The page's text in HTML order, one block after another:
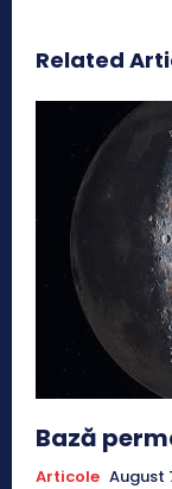
Related
Bază
Articole August